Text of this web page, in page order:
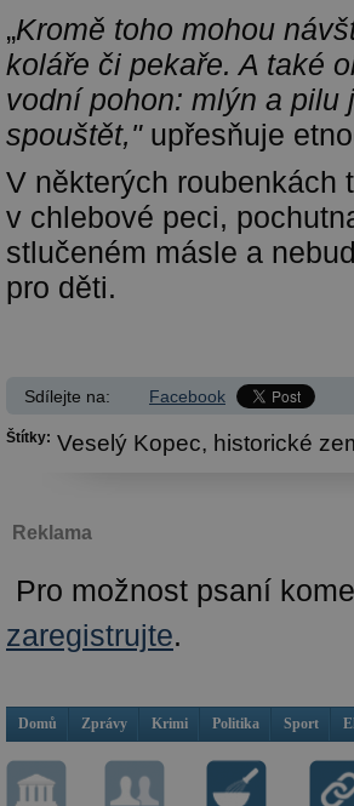
„Kromě toho mohou
koláře či pekaře. A také
vodní pohon: mlýn a pilu
spouštět,"upřesňuje
V některých roubenkách
v chlebové peci,
stlučeném másle a
pro děti.
Sdílejte na: Facebook
Štítky: Veselý Kopec, historické
Reklama
Pro možnost psaní
zaregistrujte.
Domů Zprávy Krimi Politika Sport